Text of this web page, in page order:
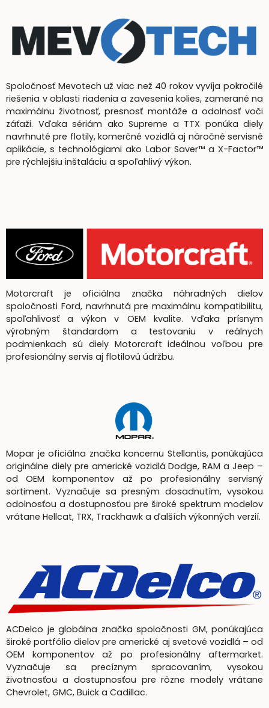
Spoločnosť Mevotech už viac než 40 rokov vyvíja pokročilé
riešenia v oblasti riadenia a zavesenia kolies, zamerané na
maximálnu životnosť, presnosť montáže a odolnosť voči
záťaži. Vďaka sériám ako Supreme a TTX ponúka diely
navrhnuté pre flotily, komerčné vozidlá aj náročné servisné
aplikácie, s technológiami ako Labor Saver™ a X-Factor™
pre rýchlejšiu inštaláciu a spoľahlivý výkon.
Motorcraft je oficiálna značka náhradných dielov
spoločnosti Ford, navrhnutá pre maximálnu kompatibilitu,
spoľahlivosť a výkon v OEM kvalite. Vďaka prísnym
výrobným štandardom a testovaniu v reálnych
podmienkach sú diely Motorcraft ideálnou voľbou pre
profesionálny servis aj flotilovú údržbu.
Mopar je oficiálna značka koncernu Stellantis, ponúkajúca
originálne diely pre americké vozidlá Dodge, RAM a Jeep –
od OEM komponentov až po profesionálny servisný
sortiment. Vyznačuje sa presným dosadnutím, vysokou
odolnosťou a dostupnosťou pre široké spektrum modelov
vrátane Hellcat, TRX, Trackhawk a ďalších výkonných verzií.
ACDelco je globálna značka spoločnosti GM, ponúkajúca
široké portfólio dielov pre americké aj svetové vozidlá – od
OEM komponentov až po profesionálny aftermarket.
Vyznačuje sa precíznym spracovaním, vysokou
životnosťou a dostupnosťou pre rôzne modely vrátane
Chevrolet, GMC, Buick a Cadillac.